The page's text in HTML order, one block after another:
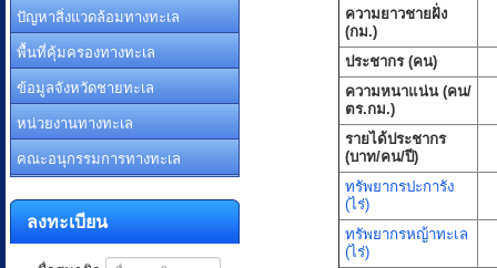
ปัญหาสิ่งแวดล้อมทางทะเล
พื้นที่คุ้มครองทางทะเล
ข้อมูลจังหวัดชายทะเล
หน่วยงานทางทะเล
คณะอนุกรรมการทางทะเล
ลงทะเบียน
ความยาวชายฝั่ง
(กม.)
ประชากร (คน)
ความหนาแน่น (คน/
ตร.กม.)
รายได้ประชากร
(บาท/คน/ปี)
ทรัพยากรปะการัง
(ไร่)
ทรัพยากรหญ้าทะเล
(ไร่)